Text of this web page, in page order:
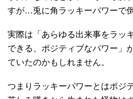
すが…兎に角ラッキーパワーで
実際は「あらゆる出来事をラッ
できる、ポジティブなパワー」
ていたのかもしれません。
つまりラッキーパワーとはポジ